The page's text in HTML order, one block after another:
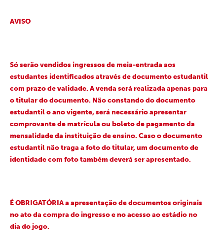
AVISO
Só serão vendidos ingressos de meia-entrada aos
estudantes identificados através de documento estudantil
com prazo de validade. A venda será realizada apenas para
o titular do documento. Não constando do documento
estudantil o ano vigente, será necessário apresentar
comprovante de matrícula ou boleto de pagamento da
mensalidade da instituição de ensino. Caso o documento
estudantil não traga a foto do titular, um documento de
identidade com foto também deverá ser apresentado.
É OBRIGATÓRIA a apresentação de documentos originais
no ato da compra do ingresso e no acesso ao estádio no
dia do jogo.